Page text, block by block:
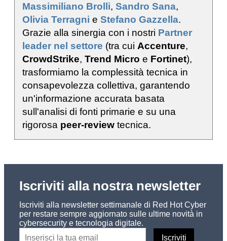
Massimiliano Brolli, Sandro Sana,
Olivia Terragni e Stefano Gazzella.
Grazie alla sinergia con i nostri Partner
leader nel settore (tra cui Accenture,
CrowdStrike, Trend Micro e Fortinet),
trasformiamo la complessità tecnica in
consapevolezza collettiva, garantendo
un'informazione accurata basata
sull'analisi di fonti primarie e su una
rigorosa peer-review tecnica.
Iscriviti alla nostra newsletter
Iscriviti alla newsletter settimanale di Red Hot Cyber
per restare sempre aggiornato sulle ultime novità in
cybersecurity e tecnologia digitale.